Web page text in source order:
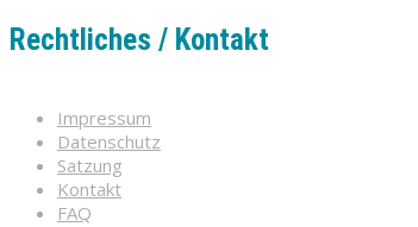
Rechtliches / Kontakt
Impressum
Datenschutz
Satzung
Kontakt
FAQ